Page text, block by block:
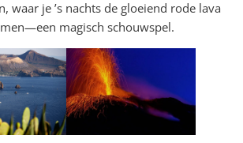
waar je ’s nachts de gloeiend rode lava
magisch schouwspel.